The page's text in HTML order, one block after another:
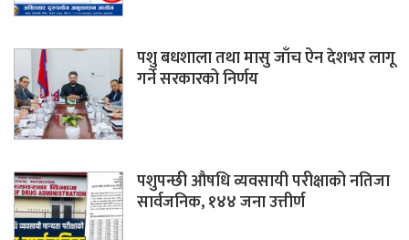
पशु बधशाला तथा मासु जाँच ऐन देशभर लागू
गर्ने सरकारको निर्णय
पशुपन्छी औषधि व्यवसायी परीक्षाको नतिजा
सार्वजनिक, १४४ जना उत्तीर्ण